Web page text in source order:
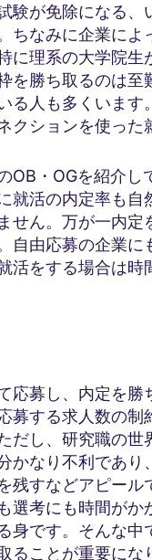
験が免除になる
ちなみに企業に
に理系の大学院
を勝ち取るのは
る人も多くいま
ションを使った
OB・OGを紹介し
就活の内定率も
せん。万が一内
自由応募の企業
活をする場合は
応募し、内定を勝
募する求人数の制
だし、研究職の
かなり不利であ
残すなどアピー
選考にも時間が
身です。そんな
ことが重要にな